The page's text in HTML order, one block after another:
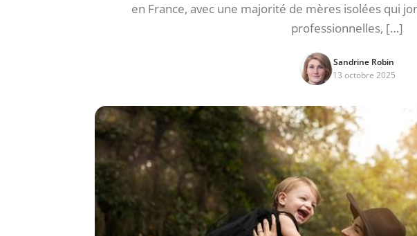
en France, avec une majorité de mères isolées qui
professionnelles, […]
Sandrine Robin
13 octobre 2025